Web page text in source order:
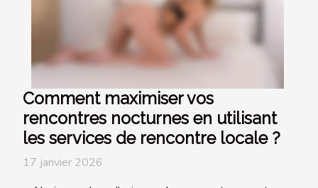
Comment maximiser vos
rencontres nocturnes en utilisant
les services de rencontre locale ?
17 janvier 2026